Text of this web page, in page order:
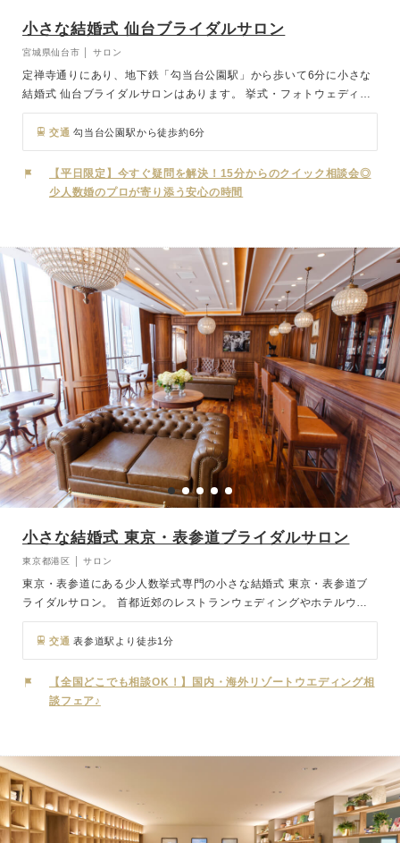
小さな結婚式 仙台ブライダルサロン
宮城県仙台市 │ サロン
定禅寺通りにあり、地下鉄「勾当台公園駅」から歩いて6分に小さな
結婚式 仙台ブライダルサロンはあります。 挙式・フォトウェディン
グはもちろん、提携のホテル・レストラン、国内や海外のリゾートウ
ェディングのご紹介もおこなっております。 衣装サロンも併設して
いますので、打合せや試着が同じ場所で行えるのもメリット。 お気
軽にご相談くださいませ。 店舗全体のモチーフとして自然の形状を
基調とし、外の自然を建物内にも感じられる暖かい空間を表現してい
交通 勾当台公園駅から徒歩約6分
【平日限定】今すぐ疑問を解決！15分からのクイック相談会◎
少人数婚のプロが寄り添う安心の時間
小さな結婚式 東京・表参道ブライダルサロン
東京都港区 │ サロン
東京・表参道にある少人数挙式専門の小さな結婚式 東京・表参道ブ
ライダルサロン。 首都近郊のレストランウェディングやホテルウェ
ディング、神社式からおふたりがこの場所で結婚式をしたい！という
無形の挙式まで、様々なスタイルに合わせたご結婚式のご相談を受け
付けています。 またどこで、どんな式をするかもまだイメージがな
い方向けに、結婚式の総合案内を行なっています。デートついでにお
立ち寄りください。
交通 表参道駅より徒歩1分
【全国どこでも相談OK！】国内・海外リゾートウエディング相
談フェア♪